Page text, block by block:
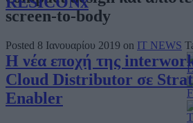
Η νέα εποχή της
Cloud Distributor σε
Enabler
screen-to-body
Posted 8 Ιανουαρίου 2019 on IT NEWS